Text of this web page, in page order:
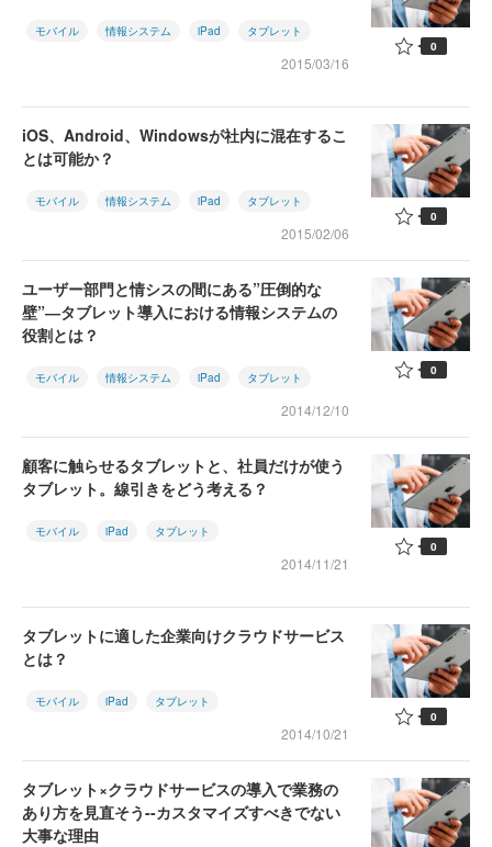
モバイル 情報システム iPad タブレット
2015/03/16
0
iOS、Android、Windowsが社内に混在するこ
とは可能か？
モバイル 情報システム iPad タブレット
2015/02/06
0
ユーザー部門と情シスの間にある”圧倒的な
壁”―タブレット導入における情報システムの
役割とは？
モバイル 情報システム iPad タブレット
2014/12/10
0
顧客に触らせるタブレットと、社員だけが使う
タブレット。線引きをどう考える？
モバイル iPad タブレット
2014/11/21
0
タブレットに適した企業向けクラウドサービス
とは？
モバイル iPad タブレット
2014/10/21
0
タブレット×クラウドサービスの導入で業務の
あり方を見直そう--カスタマイズすべきでない
大事な理由